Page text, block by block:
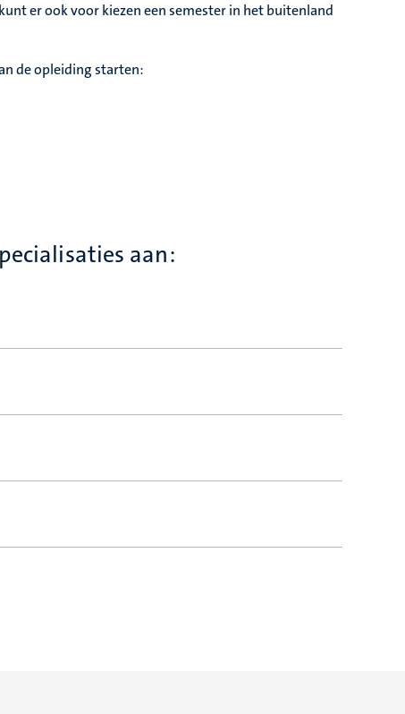
er ook voor kiezen een semester in het buitenland
de opleiding starten:
aan: